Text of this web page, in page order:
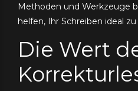
Methoden und Werkzeuge
helfen, Ihr Schreiben ideal
Die Wert